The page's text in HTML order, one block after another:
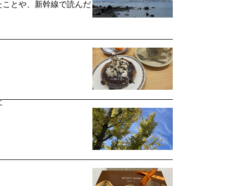
とや、新幹線で読んだ